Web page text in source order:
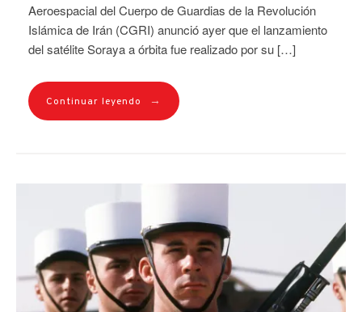
Aeroespacial del Cuerpo de Guardias de la Revolución
Islámica de Irán (CGRI) anunció ayer que el lanzamiento
del satélite Soraya a órbita fue realizado por su […]
Continuar leyendo →